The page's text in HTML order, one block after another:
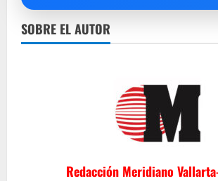
SOBRE EL AUTOR
Redacción Meridiano